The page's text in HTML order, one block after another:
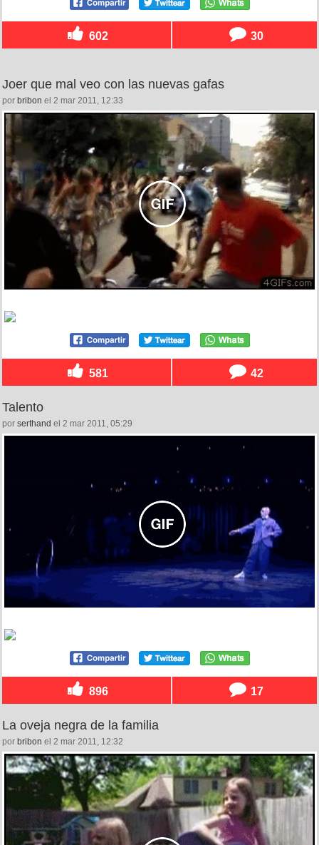
602 30
Joer que mal veo con las nuevas gafas
por bribon el 2 mar 2011, 12:33
581 42
Talento
por serthand el 2 mar 2011, 05:29
896 17
La oveja negra de la familia
por bribon el 2 mar 2011, 12:32